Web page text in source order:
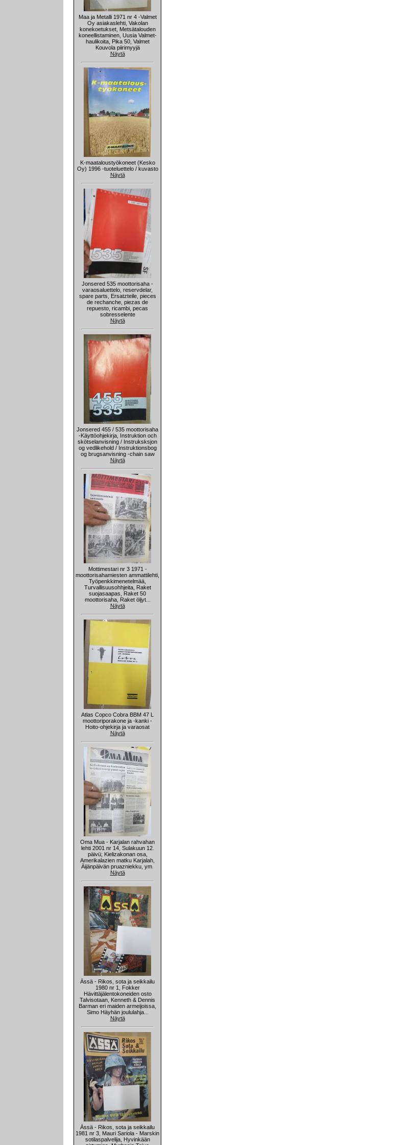
Maa ja Metalli 1971 nr 4 -Valmet
Oy asiakaslehti, Vakolan
konekoetukset, Metsätalouden
koneellistaminen, Uusia Valmet-
haulikoita, Pika 50, Valmet
Kouvola piirimyyjä
Näytä
K-maataloustyökoneet (Kesko
Oy) 1996 -tuoteluettelo / kuvasto
Näytä
Jonsered 535 moottorisaha -
varaosaluettelo, reservdelar,
spare parts, Ersatzteile, pieces
de rechanche, piezas de
repuesto, ricambi, pecas
sobresselente
Näytä
Jonsered 455 / 535 moottorisaha
-Käyttöohjekirja, Instruktion och
skötselanvisning / Instruksksjon
og vedlikehold / Instruktionsbog
og brugsanvisning -chain saw
Näytä
Mottimestari nr 3 1971 -
moottorisahamiesten ammattilehti,
Työpenkkimenetelmää,
Turvallisuusohhjeita, Raket
suojasaapas, Raket 50
moottorisaha, Raket öljyt...
Näytä
Atlas Copco Cobra BBM 47 L
moottoriporakone ja -kanki -
Hoito-ohjekirja ja varaosat
Näytä
Oma Mua - Karjalan rahvahan
lehti 2001 nr 14, Sulakuun 12.
päivü; Kielizakonan osa,
Amerikalazien matku Karjalah,
Äijänpäivän pruazniekku, ym.
Näytä
Ässä - Rikos, sota ja seikkailu
1980 nr 1, Fokker
Hävittäjälentokoneiden osto
Talvisotaan, Kenneth & Dennis
Barman eri maiden armeijoissa,
Simo Häyhän joululahja...
Näytä
Ässä - Rikos, sota ja seikkailu
1981 nr 3, Mauri Sariola - Marskin
sotilaspalvelija, Hyvinkään